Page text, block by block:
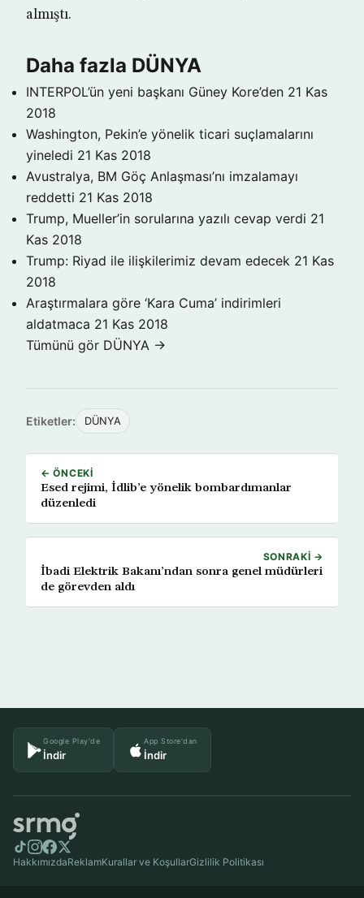
almıştı.
Daha fazla DÜNYA
INTERPOL’ün yeni başkanı Güney Kore’den 21 Kas
2018
Washington, Pekin’e yönelik ticari suçlamalarını
yineledi 21 Kas 2018
Avustralya, BM Göç Anlaşması’nı imzalamayı
reddetti 21 Kas 2018
Trump, Mueller’in sorularına yazılı cevap verdi 21
Kas 2018
Trump: Riyad ile ilişkilerimiz devam edecek 21 Kas
2018
Araştırmalara göre ‘Kara Cuma’ indirimleri
aldatmaca 21 Kas 2018
Tümünü gör DÜNYA →
Etiketler: DÜNYA
← ÖNCEKI
Esed rejimi, İdlib’e yönelik bombardımanlar
düzenledi
SONRAKI →
İbadi Elektrik Bakanı’ndan sonra genel müdürleri
de görevden aldı
Google Play'de
İndir
App Store'dan
İndir
HakkımızdaReklamKurallar ve KoşullarGizlilik Politikası